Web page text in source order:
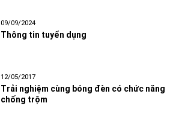
09/09/2024
Thông tin tuyển dụng
12/05/2017
Trải nghiệm cùng bóng đèn có chức năng
chống trộm